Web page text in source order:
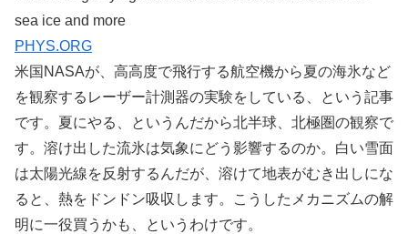
sea ice and more
PHYS.ORG
米国NASAが、高高度で飛行する航空機から夏の海氷など
を観察するレーザー計測器の実験をしている、という記事
です。夏にやる、というんだから北半球、北極圏の観察で
す。溶け出した流氷は気象にどう影響するのか。白い雪面
は太陽光線を反射するんだが、溶けて地表がむき出しにな
ると、熱をドンドン吸収します。こうしたメカニズムの解
明に一役買うかも、というわけです。